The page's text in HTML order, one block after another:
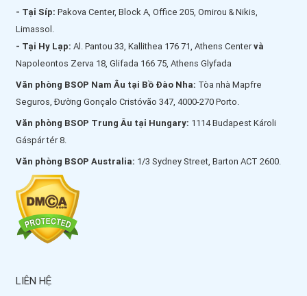
- Tại Síp: Pakova Center, Block A, Office 205, Omirou & Nikis,
Limassol.
- Tại Hy Lạp: Al. Pantou 33, Kallithea 176 71, Athens Centervà
Napoleontos Zerva 18, Glifada 166 75, Athens Glyfada
Văn phòng BSOP Nam Âu tại Bồ Đào Nha: Tòa nhà Mapfre
Seguros, Đường Gonçalo Cristóvão 347, 4000-270 Porto.
Văn phòng BSOP Trung Âu tại Hungary: 1114 Budapest Károli
Gáspár tér 8.
Văn phòng BSOP Australia: 1/3 Sydney Street, Barton ACT 2600.
LIÊN HỆ